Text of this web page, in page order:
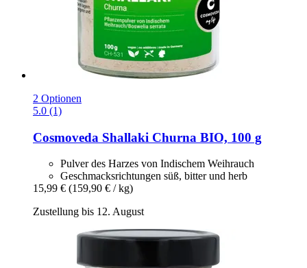
2 Optionen
5.0 (1)
Cosmoveda Shallaki Churna BIO, 100 g
Pulver des Harzes von Indischem Weihrauch
Geschmacks­richtungen süß, bitter und herb
15,99 € (159,90 € / kg)
Zustellung bis 12. August